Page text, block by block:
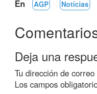
En AGP Noticias
Deja una
Tu dirección de
Los campos